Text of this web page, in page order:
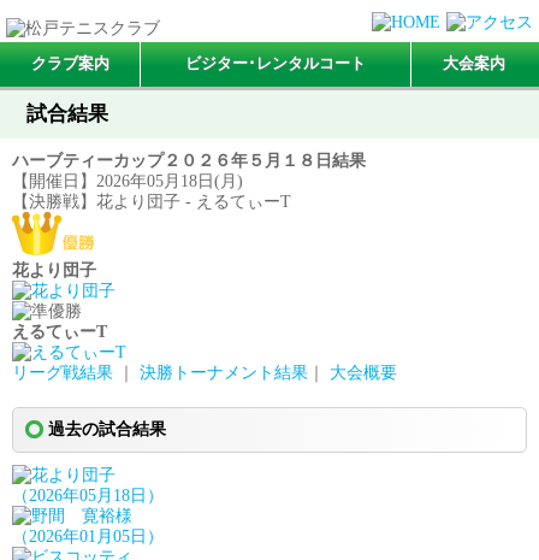
クラブ案内 ビジター･レンタルコート 大会案内
試合結果
ハーブティーカップ２０２６年５月１８日結果
【開催日】2026年05月18日(月)
【決勝戦】花より団子 - えるてぃーT
花より団子
えるてぃーT
リーグ戦結果 決勝トーナメント結果 大会概要
過去の試合結果
（2026年05月18日）
（2026年01月05日）